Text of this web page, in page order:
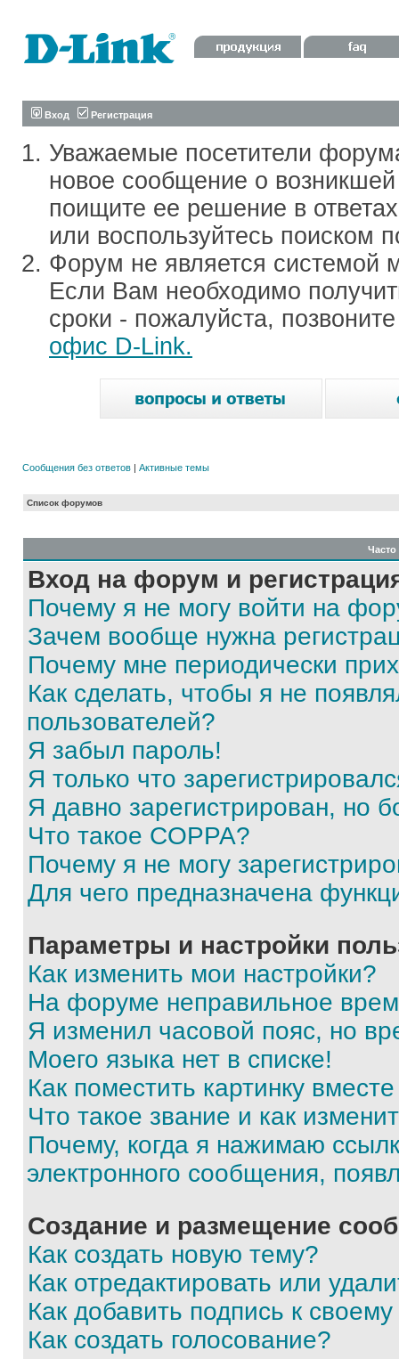
Вход Регистрация
Уважаемые посетители
новое сообщение о
поищите ее решение в
или воспользуйтесь поиском
Форум не является системой
Если Вам необходимо
сроки - пожалуйста,
офис D-Link.
Сообщения без ответов | Активные темы
Список форумов
Вход на форум и
Почему я не могу войти на
Зачем вообще нужна
Почему мне периодически
Как сделать, чтобы я не
пользователей?
Я забыл пароль!
Я только что
Я давно зарегистрирован, но
Что такое COPPA?
Почему я не могу
Для чего предназначена
Параметры и настройки
Как изменить мои настройки?
На форуме неправильное
Я изменил часовой пояс, но
Моего языка нет в списке!
Как поместить картинку
Что такое звание и как
Почему, когда я нажимаю
электронного сообщения,
Создание и размещение
Как создать новую тему?
Как отредактировать или
Как добавить подпись к
Как создать голосование?